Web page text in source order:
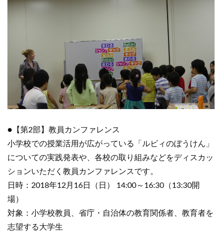
●【第2部】教員カンファレンス
小学校での授業活用が広がっている「ルビィのぼうけん」
についての実践発表や、各校の取り組みなどをディスカッ
ションいただく教員カンファレンスです。
日時：2018年12月16日（日） 14:00～16:30（13:30開
場）
対象：小学校教員、省庁・自治体の教育関係者、教育者を
志望する大学生